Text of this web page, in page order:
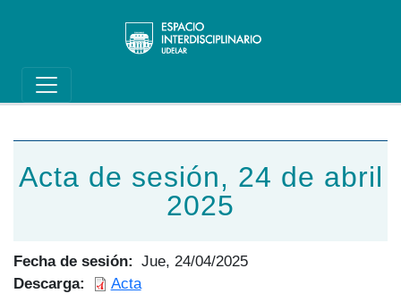
Main navigation
Acta de sesión, 24 de abril
2025
Fecha de sesión
Jue, 24/04/2025
Descarga
Acta